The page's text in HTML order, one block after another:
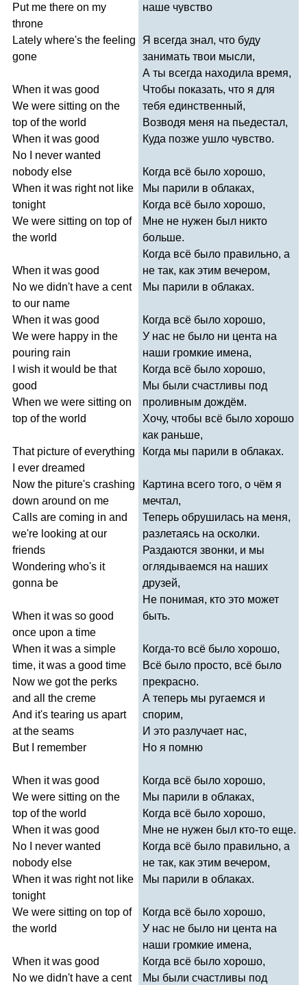
Put me there on my
throne
Lately where's the feeling
gone
When it was good
We were sitting on the
top of the world
When it was good
No
never wanted
nobody else
When it was right not like
tonight
We were sitting on top of
the world
When it was good
No we didn't have a cent
to our name
When it was good
We were happy in the
pouring rain
wish it would be that
good
When we were sitting on
top of the world
That picture of everything
ever dreamed
Now the piture's crashing
down around on me
Calls are coming in and
we're looking at our
friends
Wondering who's it
gonna be
When it was so good
once upon a time
When it was a simple
time, it was a good time
Now we got the perks
and all the creme
And it's tearing us apart
at the seams
But
remember
When it was good
We were sitting on the
top of the world
When it was good
No
never wanted
nobody else
When it was right not like
tonight
We were sitting on top of
the world
When it was good
No we didn't have a cent
наше чувство
Я всегда знал, что буду
занимать твои мысли,
А ты всегда находила время,
Чтобы показать, что я для
тебя единственный,
Возводя меня на пьедестал,
Куда позже ушло чувство.
Когда всё было хорошо,
Мы парили в облаках,
Когда всё было хорошо,
Мне не нужен был никто
больше.
Когда всё было правильно, а
не так, как этим вечером,
Мы парили в облаках.
Когда всё было хорошо,
У нас не было ни цента на
наши громкие имена,
Когда всё было хорошо,
Мы были счастливы под
проливным дождём.
Хочу, чтобы всё было хорошо
как раньше,
Когда мы парили в облаках.
Картина всего того, о чём я
мечтал,
Теперь обрушилась на меня,
разлетаясь на осколки.
Раздаются звонки, и мы
оглядываемся на наших
друзей,
Не понимая, кто это может
быть.
Когда-то всё было хорошо,
Всё было просто, всё было
прекрасно.
А теперь мы ругаемся и
спорим,
И это разлучает нас,
Но я помню
Когда всё было хорошо,
Мы парили в облаках,
Когда всё было хорошо,
Мне не нужен был кто-то еще.
Когда всё было правильно, а
не так, как этим вечером,
Мы парили в облаках.
Когда всё было хорошо,
У нас не было ни цента на
наши громкие имена,
Когда всё было хорошо,
Мы были счастливы под